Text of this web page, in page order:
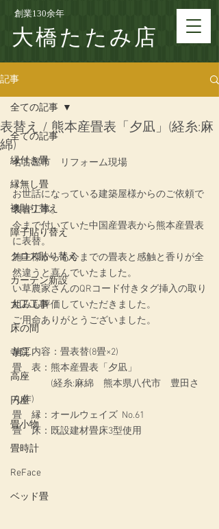
創業130余年
大橋たたみ店
記事
全ての記事
縁付き畳
縁無し畳
襖貼り替え
障子貼り替え
クロス貼り替え
カーテン新設
大工工事
床の間
寺院
高座
円座
畳小物
畳時計
ReFace
ベッド畳
全ての記事
表替え / 熊本産畳表「夕凪」(経糸:麻
綿)
名古屋市　リフォーム現場
お世話になっている建築屋様からのご依頼で
表替工事。
今まで付いていた中国産畳表から熊本産畳表
に表替。
施主様からも今までの畳表と感触と香りが全
然違うと喜んでいたました。
い草農家さんのQRコード付きタグ挿入の取り
組みも評価していただきました。
ご用命ありがとうございました。
施工内容： 畳表替(8畳×2)
畳　表：熊本産畳表「夕凪」
(経糸:麻綿　熊本県八代市　豊田さ
ん作)
畳　縁：オールウェイズ  No.61
畳　床：既設建材畳床3型使用